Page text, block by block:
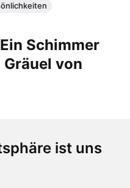
ist uns
Schimmer
von